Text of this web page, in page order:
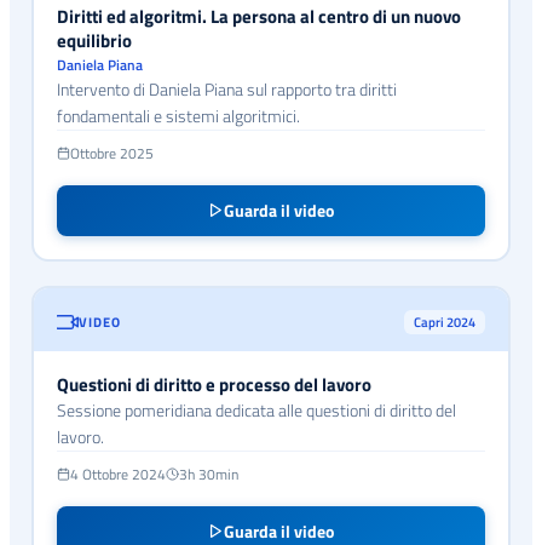
Diritti ed algoritmi. La persona al centro di un nuovo
equilibrio
Daniela Piana
Intervento di Daniela Piana sul rapporto tra diritti
fondamentali e sistemi algoritmici.
Ottobre 2025
Guarda il video
VIDEO Capri 2024
Questioni di diritto e processo del lavoro
Sessione pomeridiana dedicata alle questioni di diritto del
lavoro.
4 Ottobre 2024 3h 30min
Guarda il video